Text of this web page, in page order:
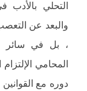
التحلي
والبعد عن
، بل في سائر
المحامي
دوره مع القوانين